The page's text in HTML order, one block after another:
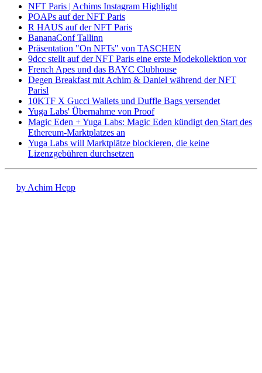
NFT Paris | Achims Instagram Highlight
POAPs auf der NFT Paris
R HAUS auf der NFT Paris
BananaConf Tallinn
Präsentation "On NFTs" von TASCHEN
9dcc stellt auf der NFT Paris eine erste Modekollektion vor
French Apes und das BAYC Clubhouse
Degen Breakfast mit Achim & Daniel während der NFT
Parisl
10KTF X Gucci Wallets und Duffle Bags versendet
Yuga Labs' Übernahme von Proof
Magic Eden + Yuga Labs: Magic Eden kündigt den Start des
Ethereum-Marktplatzes an
Yuga Labs will Marktplätze blockieren, die keine
Lizenzgebühren durchsetzen
by Achim Hepp